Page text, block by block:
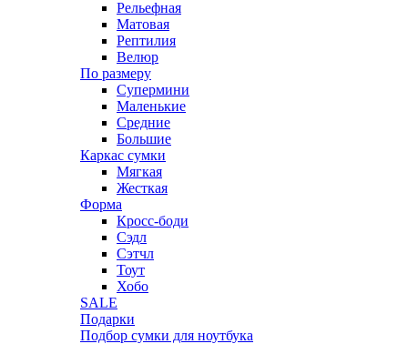
Рельефная
Матовая
Рептилия
Велюр
По размеру
Супермини
Маленькие
Средние
Большие
Каркас сумки
Мягкая
Жесткая
Форма
Кросс-боди
Сэдл
Сэтчл
Тоут
Хобо
SALE
Подарки
Подбор сумки для ноутбука